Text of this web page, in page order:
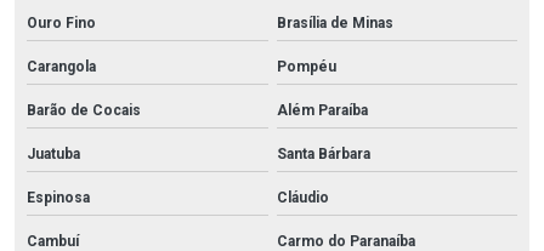
Ouro Fino Brasília de Minas
Carangola Pompéu
Barão de Cocais Além Paraíba
Juatuba Santa Bárbara
Espinosa Cláudio
Cambuí Carmo do Paranaíba